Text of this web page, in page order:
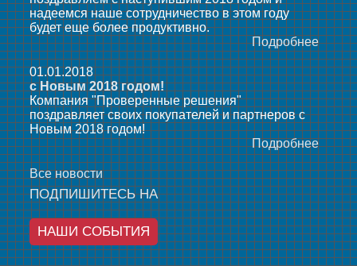
надеемся наше сотрудничество в этом году
будет еще более продуктивно.
Подробнее
01.01.2018
с Новым 2018 годом!
Компания "Проверенные решения"
поздравляет своих покупателей и партнеров с
Новым 2018 годом!
Подробнее
Все новости
ПОДПИШИТЕСЬ НА
НАШИ СОБЫТИЯ